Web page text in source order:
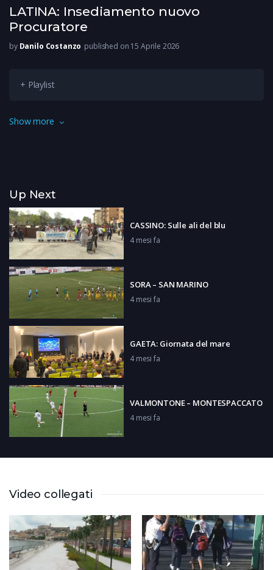
LATINA: Insediamento nuovo
Procuratore
by Danilo Costanzo published on 15 Aprile 2026
+ Playlist
Presso il tribunale di Latina si è insediato il nuovo Procuratore
Show more
Up Next
CASSINO: Sulle ali del blu
4 mesi fa
SORA – SAN MARINO
4 mesi fa
GAETA: Giornata del mare
4 mesi fa
VALMONTONE – MONTESPACCATO
4 mesi fa
FROSINONE: A tutto campo
4 mesi fa
Video collegati